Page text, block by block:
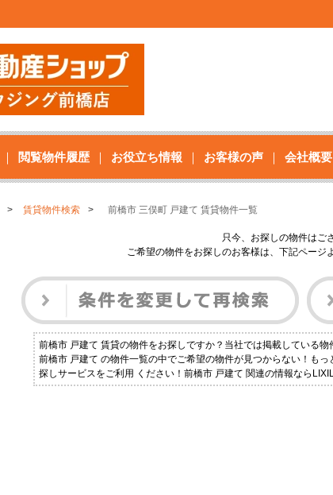
閲覧物件履歴 お役立ち情報 お客様の声 会社概要
賃貸物件検索 前橋市 三俣町 戸建て 賃貸物件一覧
只今、お探しの物件はご
ご希望の物件をお探しのお客様は、下記ページ
前橋市 戸建て 賃貸の物件をお探しですか？当社では掲載している
前橋市 戸建て の物件一覧の中でご希望の物件が見つからない！も
探しサービスをご利用 ください！前橋市 戸建て 関連の情報なら